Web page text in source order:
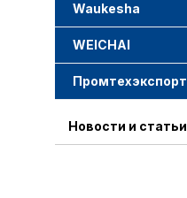
Waukesha
WEICHAI
Промтехэкспорт
Новости и статьи